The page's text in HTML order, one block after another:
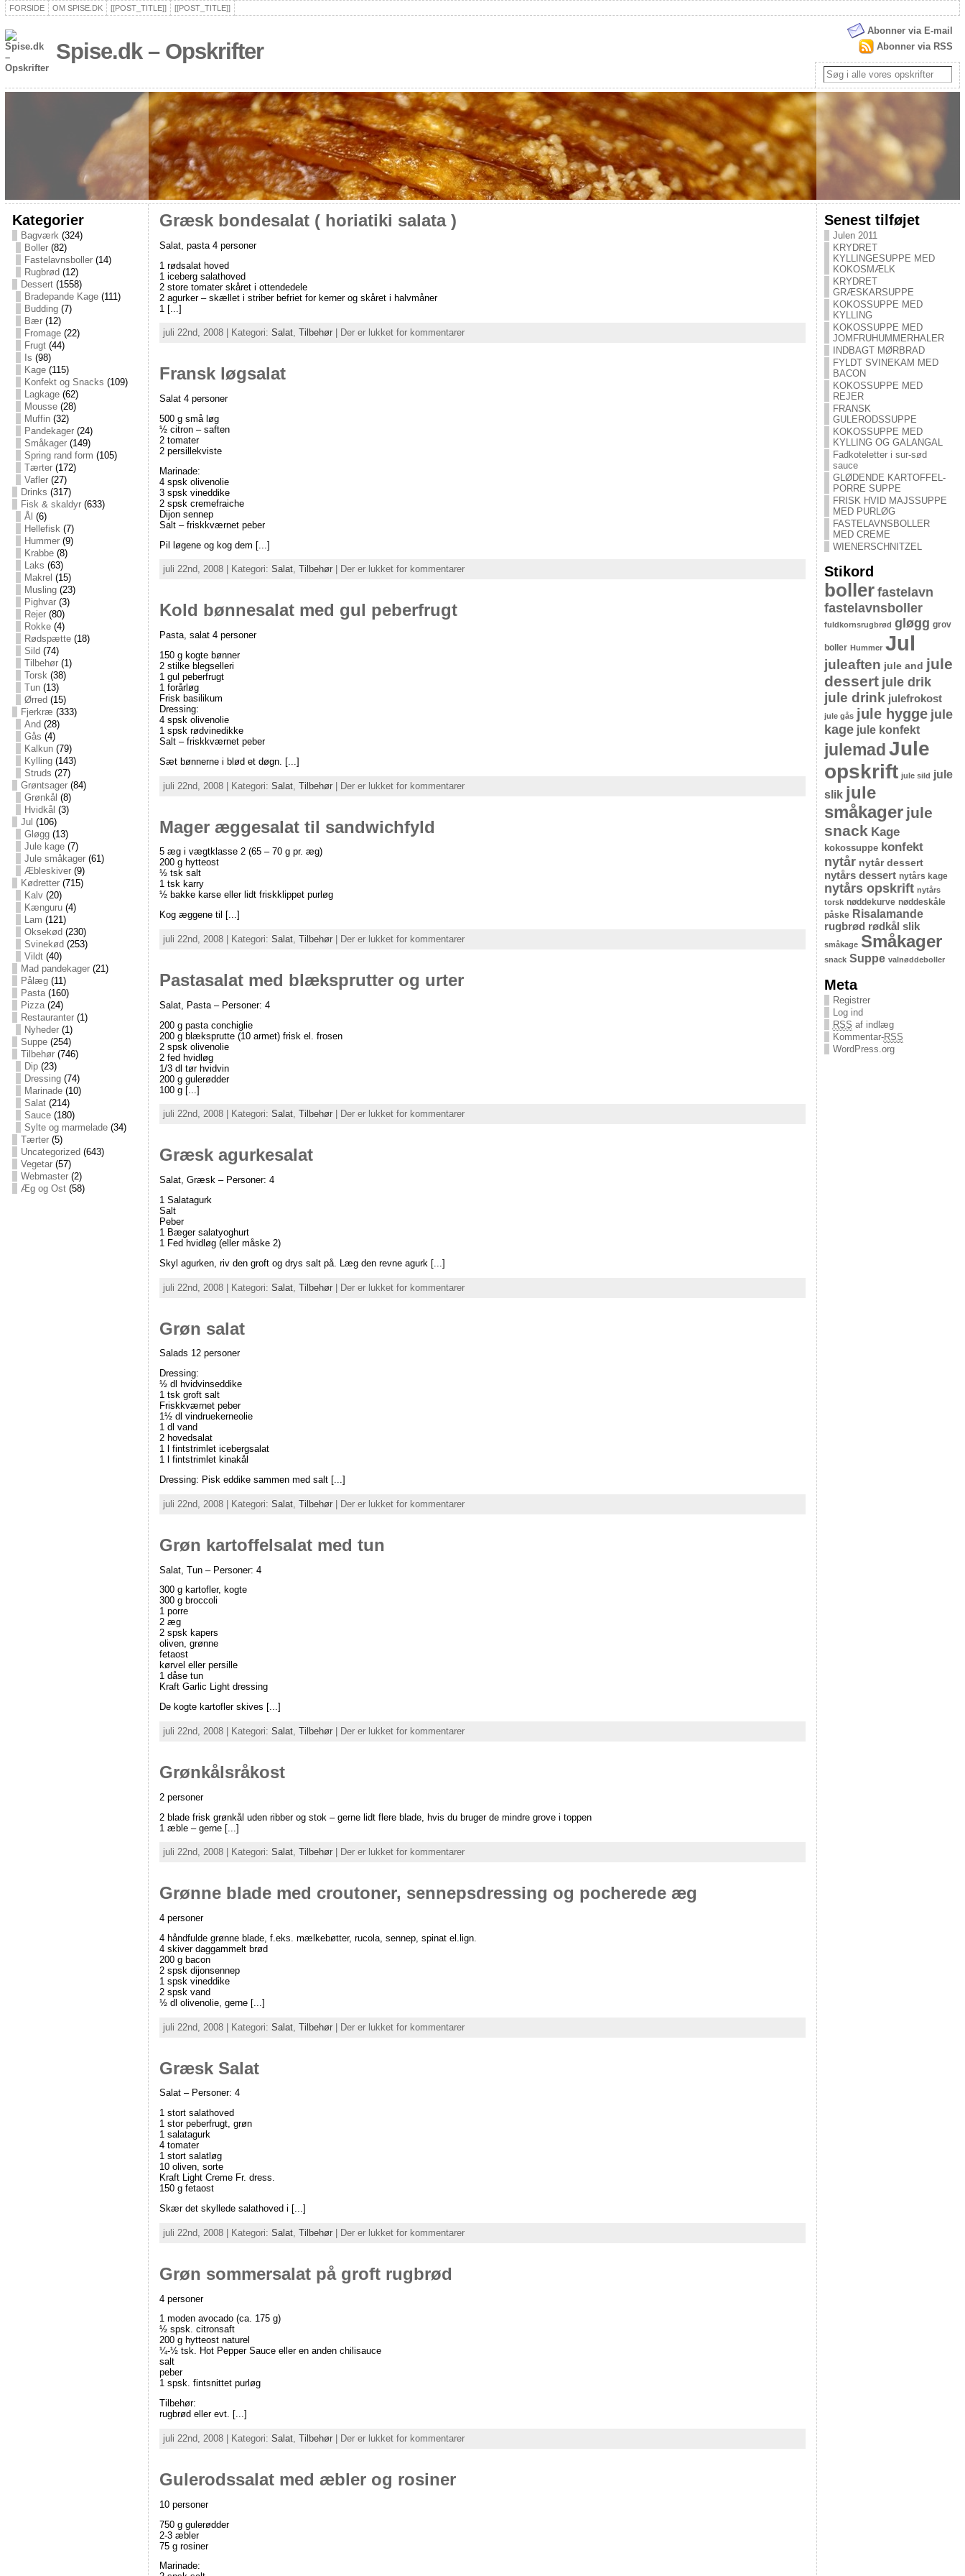
FORSIDE OM SPISE.DK [[POST_TITLE]] [[POST_TITLE]]
Spise.dk – Opskrifter
Abonner via E-mail
Abonner via RSS
Kategorier
Bagværk(324)
Boller(82)
Fastelavnsboller(14)
Rugbrød (12)
Dessert(1558)
Bradepande Kage(111)
Budding(7)
Bær(12)
Fromage(22)
Frugt(44)
Is (98)
Kage(115)
Konfekt og Snacks (109)
Lagkage(62)
Mousse(28)
Muffin(32)
Pandekager(24)
Småkager(149)
Spring rand form (105)
Tærter(172)
Vafler(27)
Drinks (317)
Fisk & skaldyr(633)
Ål (6)
Hellefisk(7)
Hummer(9)
Krabbe(8)
Laks (63)
Makrel (15)
Musling(23)
Pighvar(3)
Rejer(80)
Rokke(4)
Rødspætte(18)
Sild (74)
Tilbehør(1)
Torsk(38)
Tun(13)
Ørred (15)
Fjerkræ (333)
And (28)
Gås (4)
Kalkun(79)
Kylling(143)
Struds (27)
Grøntsager(84)
Grønkål (8)
Hvidkål (3)
Jul (106)
Gløgg(13)
Jule kage(7)
Jule småkager(61)
Æbleskiver(9)
Kødretter(715)
Kalv(20)
Kænguru(4)
Lam (121)
Oksekød (230)
Svinekød (253)
Vildt(40)
Mad pandekager(21)
Pålæg(11)
Pasta(160)
Pizza(24)
Restauranter(1)
Nyheder(1)
Suppe(254)
Tilbehør(746)
Dip(23)
Dressing(74)
Marinade(10)
Salat(214)
Sauce(180)
Sylte og marmelade(34)
Tærter(5)
Uncategorized (643)
Vegetar(57)
Webmaster(2)
Æg og Ost(58)
Græsk bondesalat ( horiatiki salata )
Salat, pasta 4 personer
1 rødsalat hoved
1 iceberg salathoved
2 store tomater skåret i ottendedele
2 agurker – skællet i striber befriet for kerner og skåret i halvmåner
1 [...]
juli 22nd, 2008 | Kategori: Salat, Tilbehør| Der er lukket for kommentarer
Fransk løgsalat
Salat 4 personer
500 g små løg
½ citron – saften
2 tomater
2 persillekviste
Marinade:
4 spsk olivenolie
3 spsk vineddike
2 spsk cremefraiche
Dijon sennep
Salt – friskkværnet peber
Pil løgene og kog dem [...]
juli 22nd, 2008 | Kategori: Salat, Tilbehør| Der er lukket for kommentarer
Kold bønnesalat med gul peberfrugt
Pasta, salat 4 personer
150 g kogte bønner
2 stilke blegselleri
1 gul peberfrugt
1 forårløg
Frisk basilikum
Dressing:
4 spsk olivenolie
1 spsk rødvinedikke
Salt – friskkværnet peber
Sæt bønnerne i blød et døgn. [...]
juli 22nd, 2008 | Kategori: Salat, Tilbehør| Der er lukket for kommentarer
Mager æggesalat til sandwichfyld
5 æg i vægtklasse 2 (65 – 70 g pr. æg)
200 g hytteost
½ tsk salt
1 tsk karry
½ bakke karse eller lidt friskklippet purløg
Kog æggene til [...]
juli 22nd, 2008 | Kategori: Salat, Tilbehør| Der er lukket for kommentarer
Pastasalat med blæksprutter og urter
Salat, Pasta – Personer: 4
200 g pasta conchiglie
200 g blæksprutte (10 armet) frisk el. frosen
2 spsk olivenolie
2 fed hvidløg
1/3 dl tør hvidvin
200 g gulerødder
100 g [...]
juli 22nd, 2008 | Kategori: Salat, Tilbehør| Der er lukket for kommentarer
Græsk agurkesalat
Salat, Græsk – Personer: 4
1 Salatagurk
Salt
Peber
1 Bæger salatyoghurt
1 Fed hvidløg (eller måske 2)
Skyl agurken, riv den groft og drys salt på. Læg den revne agurk [...]
juli 22nd, 2008 | Kategori: Salat, Tilbehør| Der er lukket for kommentarer
Grøn salat
Salads 12 personer
Dressing:
½ dl hvidvinseddike
1 tsk groft salt
Friskkværnet peber
1½ dl vindruekerneolie
1 dl vand
2 hovedsalat
1 l fintstrimlet icebergsalat
1 l fintstrimlet kinakål
Dressing: Pisk eddike sammen med salt [...]
juli 22nd, 2008 | Kategori: Salat, Tilbehør| Der er lukket for kommentarer
Grøn kartoffelsalat med tun
Salat, Tun – Personer: 4
300 g kartofler, kogte
300 g broccoli
1 porre
2 æg
2 spsk kapers
oliven, grønne
fetaost
kørvel eller persille
1 dåse tun
Kraft Garlic Light dressing
De kogte kartofler skives [...]
juli 22nd, 2008 | Kategori: Salat, Tilbehør| Der er lukket for kommentarer
Grønkålsråkost
2 personer
2 blade frisk grønkål uden ribber og stok – gerne lidt flere blade, hvis du bruger de mindre grove i toppen
1 æble – gerne [...]
juli 22nd, 2008 | Kategori: Salat, Tilbehør| Der er lukket for kommentarer
Grønne blade med croutoner, sennepsdressing og pocherede æg
4 personer
4 håndfulde grønne blade, f.eks. mælkebøtter, rucola, sennep, spinat el.lign.
4 skiver daggammelt brød
200 g bacon
2 spsk dijonsennep
1 spsk vineddike
2 spsk vand
½ dl olivenolie, gerne [...]
juli 22nd, 2008 | Kategori: Salat, Tilbehør| Der er lukket for kommentarer
Græsk Salat
Salat – Personer: 4
1 stort salathoved
1 stor peberfrugt, grøn
1 salatagurk
4 tomater
1 stort salatløg
10 oliven, sorte
Kraft Light Creme Fr. dress.
150 g fetaost
Skær det skyllede salathoved i [...]
juli 22nd, 2008 | Kategori: Salat, Tilbehør| Der er lukket for kommentarer
Grøn sommersalat på groft rugbrød
4 personer
1 moden avocado (ca. 175 g)
½ spsk. citronsaft
200 g hytteost naturel
¼-½ tsk. Hot Pepper Sauce eller en anden chilisauce
salt
peber
1 spsk. fintsnittet purløg
Tilbehør:
rugbrød eller evt. [...]
juli 22nd, 2008 | Kategori: Salat, Tilbehør| Der er lukket for kommentarer
Gulerodssalat med æbler og rosiner
10 personer
750 g gulerødder
2-3 æbler
75 g rosiner
Marinade:
Senest tilføjet
Julen 2011
KRYDRET
KYLLINGESUPPE MED
KOKOSMÆLK
KRYDRET
GRÆSKARSUPPE
KOKOSSUPPE MED
KYLLING
KOKOSSUPPE MED
JOMFRUHUMMERHALER
INDBAGT MØRBRAD
FYLDT SVINEKAM MED
BACON
KOKOSSUPPE MED
REJER
FRANSK
GULERODSSUPPE
KOKOSSUPPE MED
KYLLING OG GALANGAL
Fadkoteletter i sur-sød
sauce
GLØDENDE KARTOFFEL-
PORRE SUPPE
FRISK HVID MAJSSUPPE
MED PURLØG
FASTELAVNSBOLLER
MED CREME
WIENERSCHNITZEL
Stikord
boller fastelavn
fastelavnsboller
fuldkornsrugbrød gløgg grov
boller Hummer Jul
juleaften jule and jule
dessert jule drik
jule drink julefrokost
jule gås jule hygge jule
kage jule konfekt
julemad Jule
opskrift jule sild jule
slik jule
småkager jule
snack Kage
kokossuppe konfekt
nytår nytår dessert
nytårs dessert nytårs kage
nytårs opskrift nytårs
torsk nøddekurve nøddeskåle
påske Risalamande
rugbrød rødkål slik
småkage Småkager
snack Suppe valnøddeboller
Meta
Registrer
Log ind
RSS af indlæg
Kommentar-RSS
WordPress.org